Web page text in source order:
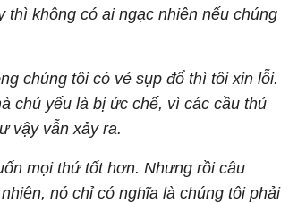
thì không có ai ngạc nhiên nếu chúng
chúng tôi có vẻ sụp đổ thì tôi xin lỗi.
chủ yếu là bị ức chế, vì các cầu thủ
vậy vẫn xảy ra.
mọi thứ tốt hơn. Nhưng rồi câu
nó chỉ có nghĩa là chúng tôi phải